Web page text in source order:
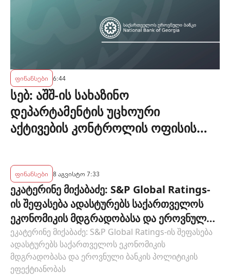
ფინანსები 6:44
სებ: აშშ-ის სახაზინო
დეპარტამენტის უცხოური
აქტივების კონტროლის ოფისის
არ წარმოადგენს საქართველოს
ეროვნული ბანკის რეგულირებულ
სუბიექტს
ფინანსები 8 აგვისტო 7:33
ეკატერინე მიქაბაძე: S&P Global Ratings-
ის შეფასება ადასტურებს საქართველოს
ეკონომიკის მდგრადობასა და ეროვნული
ბანკის პოლიტიკის ეფექტიანობას
ეკატერინე მიქაბაძე: S&P Global Ratings-ის შეფასება
ადასტურებს საქართველოს ეკონომიკის
მდგრადობასა და ეროვნული ბანკის პოლიტიკის
ეფექტიანობას